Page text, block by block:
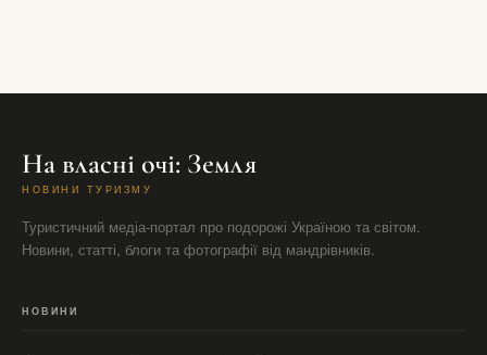
На власні очі: Земля
НОВИНИ ТУРИЗМУ
Туристичний медіа-портал про подорожі Україною та світом.
Новини, статті, блоги та фотографії від мандрівників.
НОВИНИ